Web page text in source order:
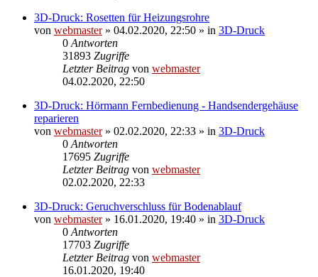
3D-Druck: Rosetten für Heizungsrohre
von webmaster» 04.02.2020, 22:50 » in 3D-Druck
0 Antworten
31893 Zugriffe
Letzter Beitrag von webmaster
04.02.2020, 22:50
3D-Druck: Hörmann Fernbedienung - Handsendergehäuse
reparieren
von webmaster» 02.02.2020, 22:33 » in 3D-Druck
0 Antworten
17695 Zugriffe
Letzter Beitrag von webmaster
02.02.2020, 22:33
3D-Druck: Geruchverschluss für Bodenablauf
von webmaster» 16.01.2020, 19:40 » in 3D-Druck
0 Antworten
17703 Zugriffe
Letzter Beitrag von webmaster
16.01.2020, 19:40